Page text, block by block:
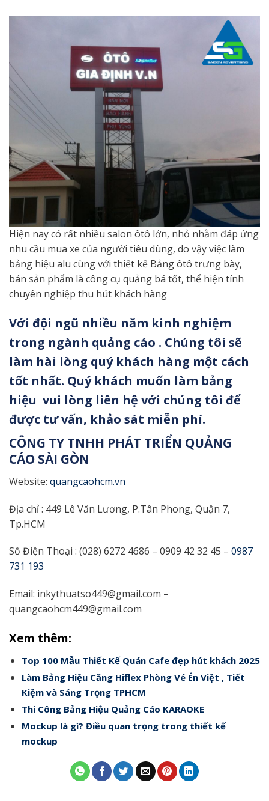
Hiện nay có rất nhiều salon ôtô lớn, nhỏ nhằm đáp ứng
nhu cầu mua xe của người tiêu dùng, do vậy việc làm
bảng hiệu alu cùng với thiết kế Bảng ôtô trưng bày,
bán sản phẩm là công cụ quảng bá tốt, thể hiện tính
chuyên nghiệp thu hút khách hàng
Với đội ngũ nhiều năm kinh nghiệm
trong ngành quảng cáo . Chúng tôi sẽ
làm hài lòng quý khách hàng một cách
tốt nhất. Quý khách muốn làm bảng
hiệu vui lòng liên hệ với chúng tôi để
được tư vấn, khảo sát miễn phí.
CÔNG TY TNHH PHÁT TRIỂN QUẢNG
CÁO SÀI GÒN
Website: quangcaohcm.vn
Địa chỉ : 449 Lê Văn Lương, P.Tân Phong, Quận 7,
Tp.HCM
Số Điện Thoại : (028) 6272 4686 – 0909 42 32 45 – 0987
731 193
Email: inkythuatso449@gmail.com –
quangcaohcm449@gmail.com
Xem thêm:
Top 100 Mẫu Thiết Kế Quán Cafe đẹp hút khách 2025
Làm Bảng Hiệu Căng Hiflex Phòng Vé Én Việt , Tiết
Kiệm và Sáng Trọng TPHCM
Thi Công Bảng Hiệu Quảng Cáo KARAOKE
Mockup là gì? Điều quan trọng trong thiết kế
mockup